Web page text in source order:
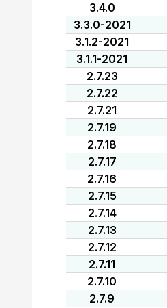
3.4.0
3.3.0-2021
3.1.2-2021
3.1.1-2021
2.7.23
2.7.22
2.7.21
2.7.19
2.7.18
2.7.17
2.7.16
2.7.15
2.7.14
2.7.13
2.7.12
2.7.11
2.7.10
2.7.9